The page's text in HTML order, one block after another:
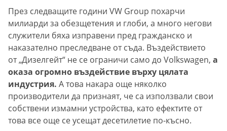
През следващите години VW Group похарчи
милиарди за обезщетения и глоби, а много негови
служители бяха изправени пред гражданско и
наказателно преследване от съда. Въздействието
от „Дизелгейт“ не се ограничи само до Volkswagen, а
оказа огромно въздействие върху цялата
индустрия. А това накара още няколко
производители да признаят, че са използвали свои
собствени измамни устройства, като ефектите от
това все още се усещат десетилетие по-късно.